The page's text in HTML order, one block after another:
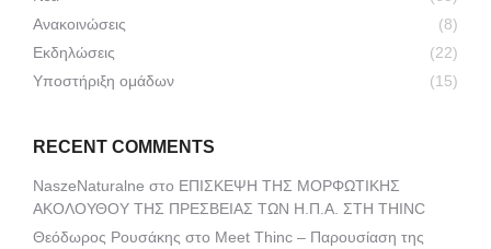
Ανακοινώσεις
(8)
Εκδηλώσεις
(22)
Υποστήριξη ομάδων
(15)
RECENT COMMENTS
NaszeNaturalne στο ΕΠΙΣΚΕΨΗ ΤΗΣ ΜΟΡΦΩΤΙΚΗΣ
ΑΚΟΛΟΥΘΟΥ ΤΗΣ ΠΡΕΣΒΕΙΑΣ ΤΩΝ Η.Π.Α. ΣΤΗ THINC
Θεόδωρος Ρουσάκης στο Meet Thinc – Παρουσίαση της